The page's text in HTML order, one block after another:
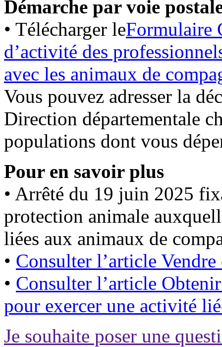
Démarche par voie
• Télécharger leFormulaire
d’activité des
avec les animaux de
Vous pouvez adresser la
Direction départementale
populations dont vous
Pour en savoir plus
• Arrêté du 19 juin 2025
protection animale
liées aux animaux de
• Consulter l’article
• Consulter l’article
pour exercer une activité
Je souhaite poser une